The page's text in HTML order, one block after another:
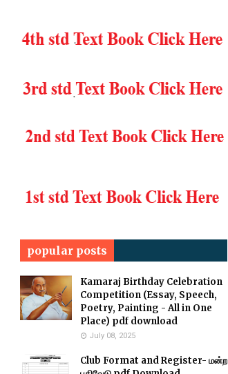
popular posts
Kamaraj Birthday Celebration
Competition (Essay, Speech,
Poetry, Painting - All in One
Place) pdf download
July 08, 2025
Club Format and Register- மன்ற